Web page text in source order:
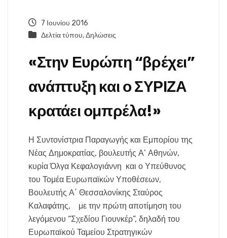
7 Ιουνίου 2016
Δελτία τύπου,Δηλώσεις
«Στην Ευρώπη “βρέχει”
ανάπτυξη και ο ΣΥΡΙΖΑ
κρατάει ομπρέλα!»
Η Συντονίστρια Παραγωγής και Εμπορίου της
Νέας Δημοκρατίας, βουλευτής Α’ Αθηνών,
κυρία Όλγα Κεφαλογιάννη και ο Υπεύθυνος
του Τομέα Ευρωπαϊκών Υποθέσεων,
Βουλευτής Α΄ Θεσσαλονίκης Σταύρος
Καλαφάτης, με την πρώτη αποτίμηση του
λεγόμενου “Σχεδίου Γιουνκέρ”, δηλαδή του
Ευρωπαϊκού Ταμείου Στρατηγικών